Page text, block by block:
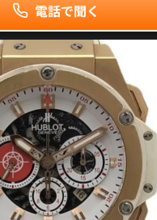
電話で聞く